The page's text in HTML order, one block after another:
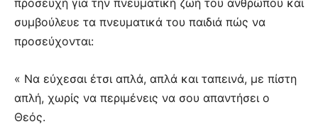
συμβούλευε τα πνευματικά του παιδιά πώς να
προσεύχονται:
« Να εύχεσαι έτσι απλά, απλά και ταπεινά, με πίστη
απλή, χωρίς να περιμένεις να σου απαντήσει ο
Θεός.